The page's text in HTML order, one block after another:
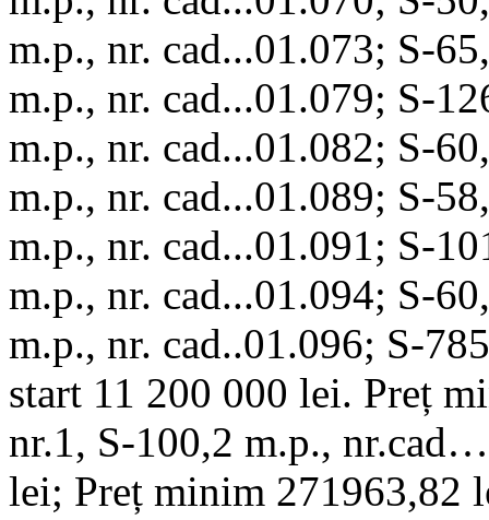
m.p., nr. cad...01.073; S-
m.p., nr. cad...01.079; S-
m.p., nr. cad...01.082; S-
m.p., nr. cad...01.089; S-
m.p., nr. cad...01.091; S-
m.p., nr. cad...01.094; S-
m.p., nr. cad..01.096; S-
start 11 200 000 lei. Preț
nr.1, S-100,2 m.p.,
lei; Preț minim 271963,82